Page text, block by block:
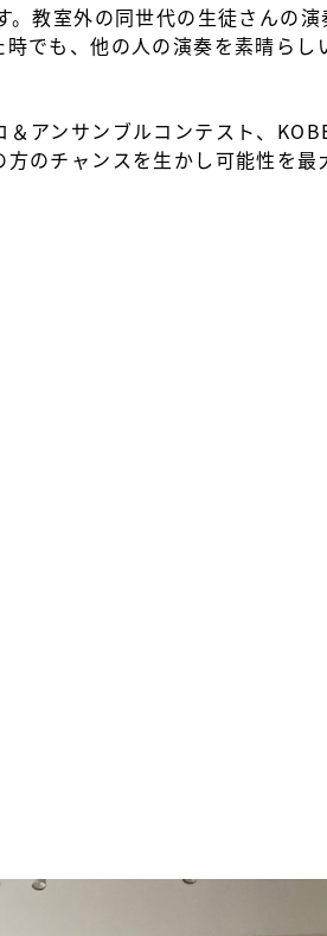
教室外の同世代の生徒さんの演
でも、他の人の演奏を素晴らし
アンサンブルコンテスト、
のチャンスを生かし可能性を最